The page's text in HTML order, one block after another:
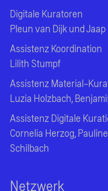
Digitale Kuratoren
Pleun van Dijk und
Assistenz Koordination
Lilith Stumpf
Assistenz Material-
Luzia Holzbach,
Assistenz Digitale
Cornelia Herzog,
Schilbach
Netzwerk